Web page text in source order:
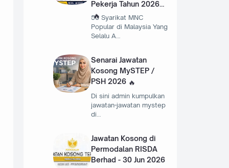
Pekerja Tahun 2026
50 Syarikat MNC
Popular di Malaysia Yang
Selalu A…
Senarai Jawatan
Kosong MySTEP /
PSH 2026
Di sini admin kumpulkan
jawatan-jawatan mystep
di…
Jawatan Kosong di
Permodalan RISDA
Berhad - 30 Jun 2026